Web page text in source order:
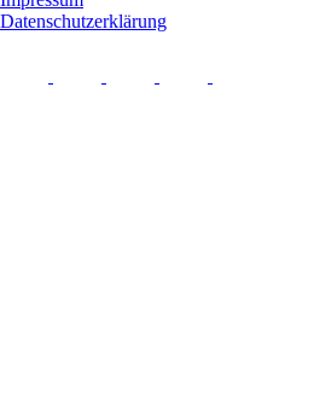
Datenschutzerklärung